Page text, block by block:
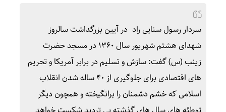
سردار رسول سنایی راد در آیین بزرگداشت سالروز
شهدای هشتم شهریور سال ۱۳۶۰ در مسجد حضرت
زینب (س) گفت: سازش و تسلیم در برابر آمریکا و تحریم
های اقتصادی برای جلوگیری از ۴۰ ساله شدن انقلاب
اسلامی که خشم دشمنان را برانگیخته و همچون دیگر